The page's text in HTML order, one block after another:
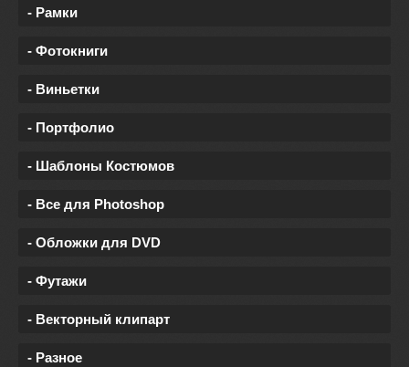
- Рамки
- Фотокниги
- Виньетки
- Портфолио
- Шаблоны Костюмов
- Все для Photoshop
- Обложки для DVD
- Футажи
- Векторный клипарт
- Разное